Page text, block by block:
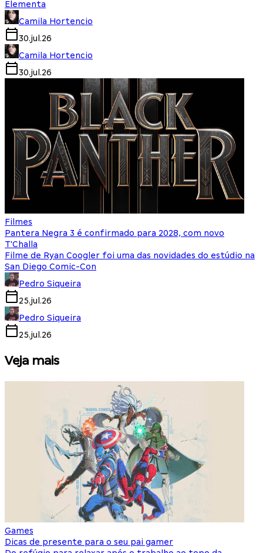
Elementa
Camila Hortencio
30.jul.26
Camila Hortencio
30.jul.26
Filmes
Pantera Negra 3 é confirmado para 2028, com novo
T'Challa
Filme de Ryan Coogler foi uma das novidades do estúdio na
San Diego Comic-Con
Pedro Siqueira
25.jul.26
Pedro Siqueira
25.jul.26
Veja mais
Games
Dicas de presente para o seu pai gamer